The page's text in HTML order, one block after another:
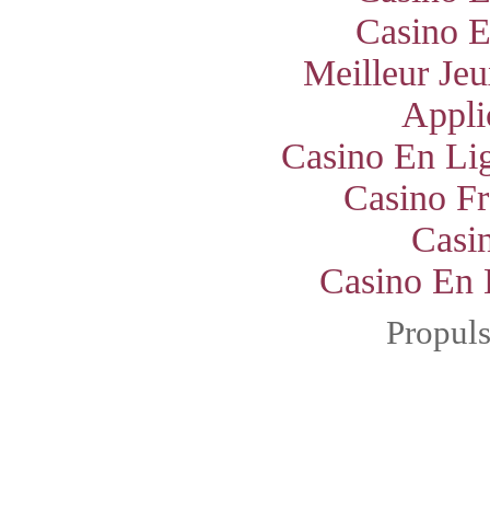
Casino
Meilleur
Casino En
Casino
Casino En